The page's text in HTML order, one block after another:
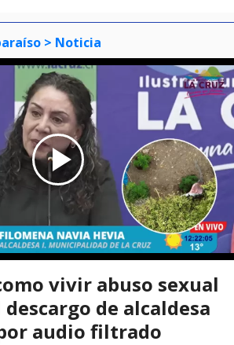
> Noticia
vivir abuso sexual
de alcaldesa
audio filtrado